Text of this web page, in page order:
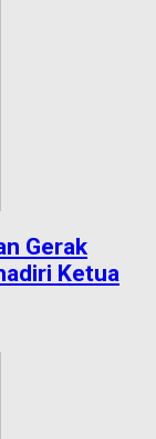
Gerak
Ketua